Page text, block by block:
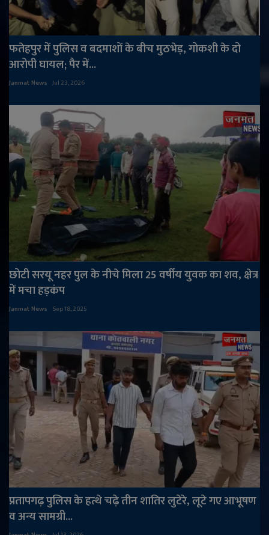
फतेहपुर में पुलिस व बदमाशों के बीच मुठभेड़, गोकशी के दो
आरोपी घायल; पैर में...
Janmat News Jul 23, 2026
छोटी सरयू नहर पुल के नीचे मिला 25 वर्षीय युवक का शव, क्षेत्र
में मचा हड़कंप
Janmat News Sep 18, 2025
प्रतापगढ़ पुलिस के हत्थे चढ़े तीन शातिर लुटेरे, लूटे गए आभूषण
व अन्य सामग्री...